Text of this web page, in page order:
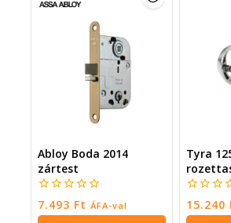
Abloy Boda 2014
zártest
0
5
7.493 Ft ÁFA-val
Tyra
0
5
15.240